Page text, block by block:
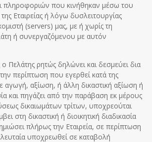
πληροφοριών που κινήθηκαν μέσω του
Εταιρείας ή λόγω δυσλειτουργίας
(servers) μας, με ή χωρίς τη
ή συνεργαζόμενου με αυτόν
Πελάτης ρητώς δηλώνει και δεσμεύει δια
περίπτωση που εγερθεί κατά της
αγωγή, αξίωση, ή άλλη δικαστική αξίωση ή
και πηγάζει από την παράβαση εκ μέρους
δικαιωμάτων τρίτων, υποχρεούται
στη δικαστική ή διοικητική διαδικασία
πλήρως την Εταιρεία, σε περίπτωση
υποχρεωθεί σε καταβολή